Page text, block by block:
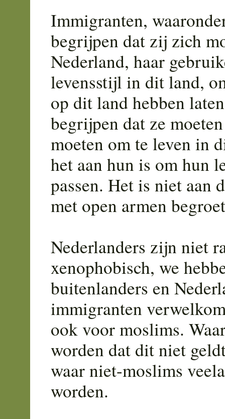
Immigranten,
begrijpen dat zij zich
Nederland, haar
levensstijl in dit land,
op dit land hebben
begrijpen dat ze
moeten om te leven in
het aan hun is om hun
passen. Het is niet aan
met open armen
Nederlanders zijn niet
xenophobisch, we
buitenlanders en
immigranten
ook voor moslims.
worden dat dit niet
waar niet-moslims
worden.